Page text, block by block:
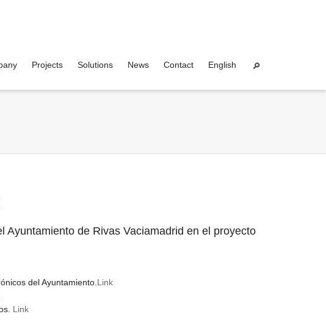
Projects Solutions News Contact English
de Rivas Vaciamadrid en el proyecto
del Ayuntamiento. Link
Link